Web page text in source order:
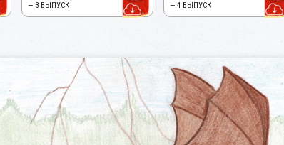
— 3 ВЫПУСК
— 4 ВЫПУСК